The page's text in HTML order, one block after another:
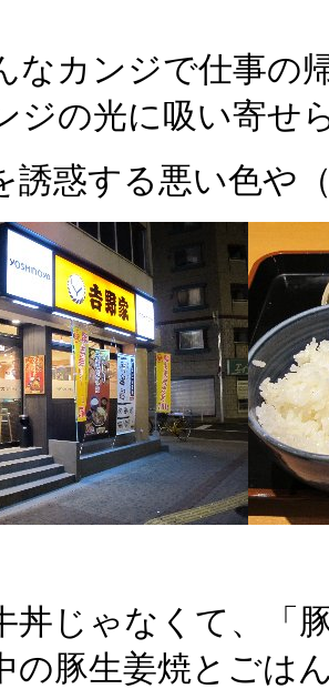
カンジで仕事の
ジの光に吸い寄せ
誘惑する悪い色や
じゃなくて、「
の豚生姜焼とごは